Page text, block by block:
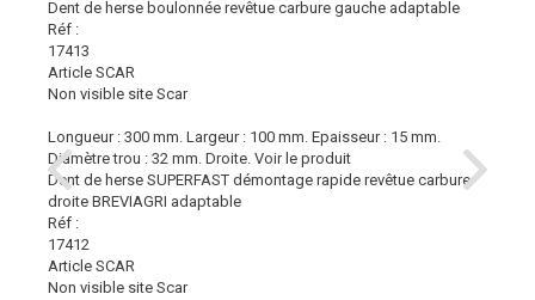
Dent de herse boulonnée revêtue carbure gauche adaptable
Réf :
17413
Article SCAR
Non visible site Scar
Longueur : 300 mm. Largeur : 100 mm. Epaisseur : 15 mm.
Diamètre trou : 32 mm. Droite. Voir le produit
Dent de herse SUPERFAST démontage rapide revêtue carbure
droite BREVIAGRI adaptable
Réf :
17412
Article SCAR
Non visible site Scar